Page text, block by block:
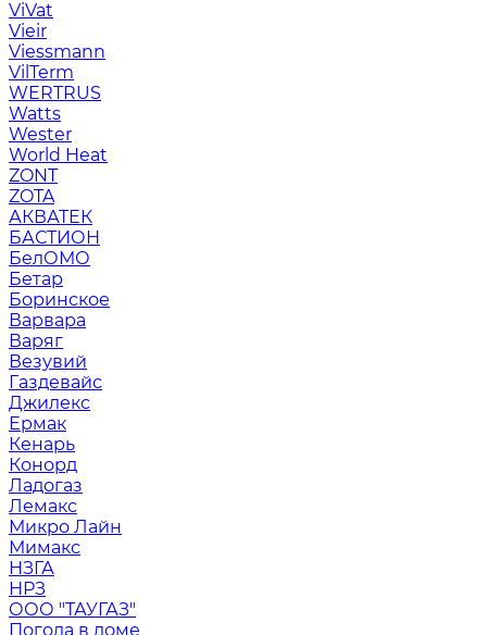
ViVat
Vieir
Viessmann
VilTerm
WERTRUS
Watts
Wester
World Heat
ZONT
ZOTA
АКВАТЕК
БАСТИОН
БелОМО
Бетар
Боринское
Варвара
Варяг
Везувий
Газдевайс
Джилекс
Ермак
Кенарь
Конорд
Ладогаз
Лемакс
Микро Лайн
Мимакс
НЗГА
НРЗ
ООО "ТАУГАЗ"
Погода в доме